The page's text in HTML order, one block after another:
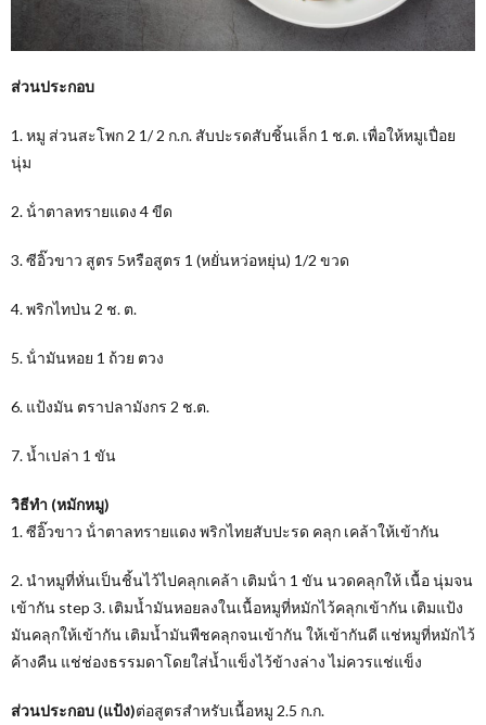
ส่วนประกอบ
1. หมู ส่วนสะโพก 2 1/ 2 ก.ก. สับปะรดสับชิ้นเล็ก 1 ช.ต. เพื่อให้หมูเปื่อย
นุ่ม
2. น้ําตาลทรายแดง 4 ขีด
3. ซีอิ๊วขาว สูตร 5หรือสูตร 1 (หยั่นหว่อหยุ่น) 1/2 ขวด
4. พริกไทป่น 2 ช. ต.
5. น้ํามันหอย 1 ถ้วย ตวง
6. แป้งมัน ตราปลามังกร 2 ช.ต.
7. น้ำเปล่า 1 ขัน
วิธีทํา (หมักหมู)
1. ซีอิ๊วขาว น้ําตาลทรายแดง พริกไทยสับปะรด คลุก เคล้าให้เข้ากัน
2. นําหมูที่หั่นเป็นชิ้นไว้ไปคลุกเคล้า เติมน้ํา 1 ขัน นวดคลุกให้ เนื้อ นุ่มจน
เข้ากัน step 3. เติมน้ำมันหอยลงในเนื้อหมูที่หมักไว้คลุกเข้ากัน เติมแป้ง
มันคลุกให้เข้ากัน เติมน้ำมันพืชคลุกจนเข้ากัน ให้เข้ากันดี แช่หมูที่หมักไว้
ค้างคืน แช่ช่องธรรมดาโดยใส่น้ำแข็งไว้ข้างล่าง ไม่ควรแช่แข็ง
ส่วนประกอบ (แป้ง)ต่อสูตรสําหรับเนื้อหมู 2.5 ก.ก.